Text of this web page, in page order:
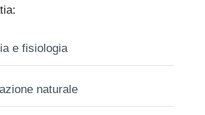
e fisiologia
naturale